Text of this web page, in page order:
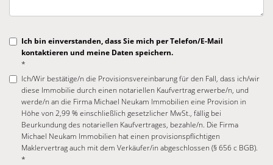
Ich bin einverstanden, dass Sie mich per Telefon/E-Mail
kontaktieren und meine Daten speichern.
*
Ich/Wir bestätige/n die Provisionsvereinbarung für den Fall, dass ich/wir
diese Immobilie durch einen notariellen Kaufvertrag erwerbe/n, und
werde/n an die Firma Michael Neukam Immobilien eine Provision in
Höhe von 2,99 % einschließlich gesetzlicher MwSt., fällig bei
Beurkundung des notariellen Kaufvertrages, bezahle/n. Die Firma
Michael Neukam Immobilien hat einen provisionspflichtigen
Maklervertrag auch mit dem Verkäufer/in abgeschlossen (§ 656 c BGB).
*